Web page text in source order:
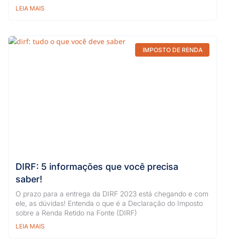
LEIA MAIS
IMPOSTO DE RENDA
DIRF: 5 informações que você precisa
saber!
O prazo para a entrega da DIRF 2023 está chegando e com
ele, as dúvidas! Entenda o que é a Declaração do Imposto
sobre a Renda Retido na Fonte (DIRF)
LEIA MAIS